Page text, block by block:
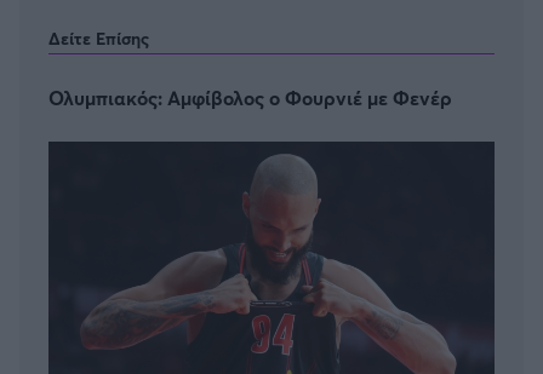
Δείτε Επίσης
Ολυμπιακός: Αμφίβολος ο Φουρνιέ με Φενέρ